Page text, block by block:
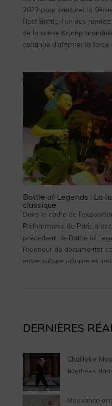
2022 pour capturer la
Illest Battle, l’un des
de la scène Krump
continue d’affirmer la force
Battle of Legends : La
classique
Dans le cadre de
Philharmonie de Paris a
précédent : le Battle of
l’honneur de documenter
entre culture urbaine et
DERNIÈRES
Chaillot x
trophées
Moovance